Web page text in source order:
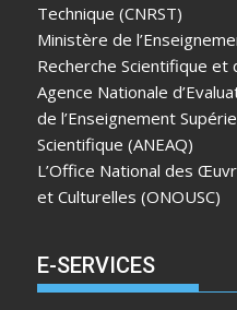
Technique (CNRST)
Ministère de
Recherche Scientifique et
Agence Nationale
de l’Enseignement
Scientifique (ANEAQ)
L’Office National des
et Culturelles (ONOUSC)
E-SERVICES